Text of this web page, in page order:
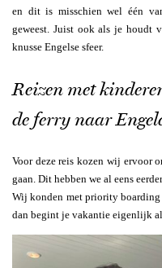
en dit is misschien wel één
geweest. Juist ook als je houdt
knusse Engelse sfeer.
Reizen met
de ferry naar
Voor deze reis kozen wij ervoor
gaan. Dit hebben we al eens
Wij konden met priority boarding
dan begint je vakantie eigenlijk